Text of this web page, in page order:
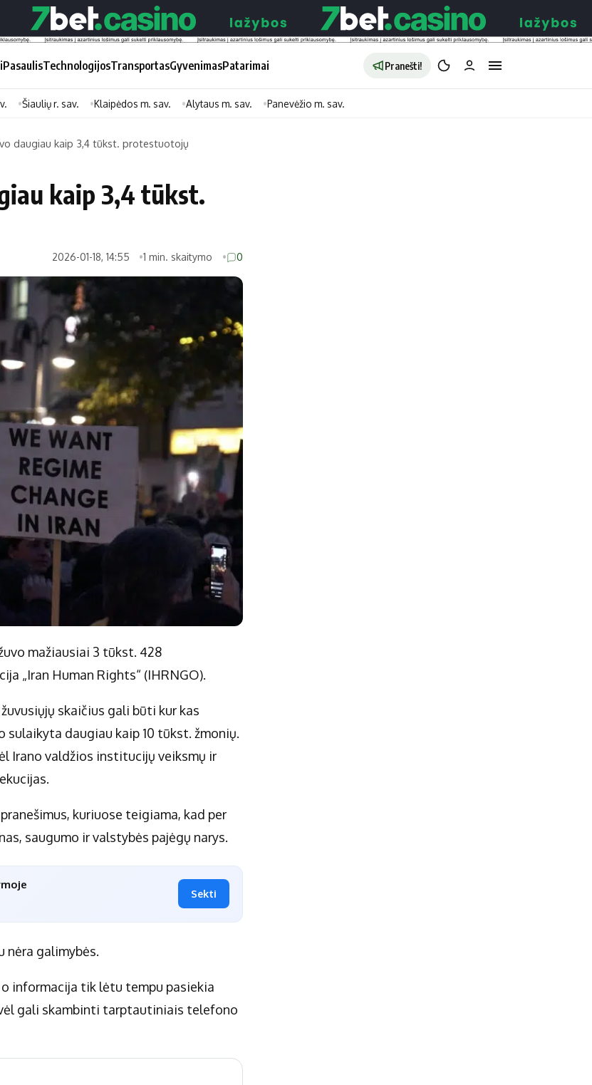
PasaulisTechnologijosTransportasGyvenimasPatarimai Pranešti!
Vilniaus miesto
Panevėžio miesto
Šiaulių miesto
Alytaus miesto
Marijampolės
Vilkaviškio rajono
Tauragės rajono
Prienų rajono
Šiaulių r. sav. Klaipėdos m. sav. Alytaus m. sav. Panevėžio m. sav.
daugiau kaip 3,4 tūkst. protestuotojų
kaip 3,4 tūkst.
2026-01-18, 14:55 1 min. skaitymo 0
mažiausiai 3 tūkst. 428
„Iran Human Rights“ (IHRNGO).
skaičius gali būti kur kas
sulaikyta daugiau kaip 10 tūkst. žmonių.
Irano valdžios institucijų veiksmų ir
kuriuose teigiama, kad per
saugumo ir valstybės pajėgų narys.
Sekti
nėra galimybės.
informacija tik lėtu tempu pasiekia
gali skambinti tarptautiniais telefono